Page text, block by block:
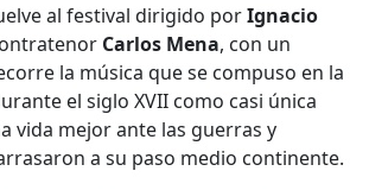
al festival dirigido porIgnacio
Carlos Mena, con un
la música que se compuso en la
el siglo XVII como casi única
vida mejor ante las guerras y
a su paso medio continente.